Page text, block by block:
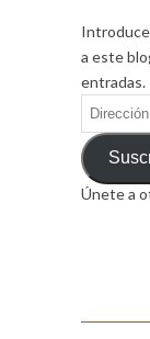
a este
entradas.
Dirección
de
email
Únete a